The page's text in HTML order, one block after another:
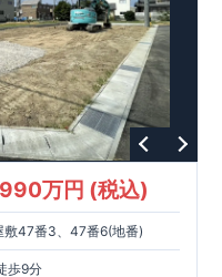
万円 (税込)
敷47番3、47番6(地番)
歩9分